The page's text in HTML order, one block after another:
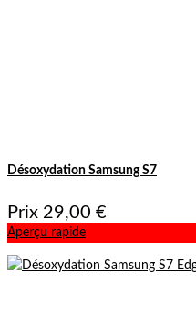
Désoxydation Samsung S7
Prix 29,00 €
Aperçu rapide